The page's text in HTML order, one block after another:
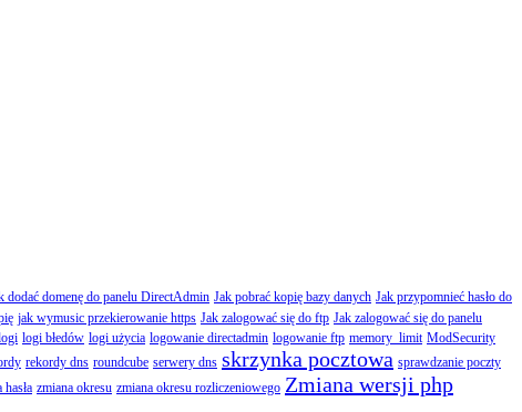
dodać domenę do panelu DirectAdmin Jak pobrać kopię bazy danych Jak przypomnieć hasło do
jak wymusic przekierowanie https Jak zalogować się do ftp Jak zalogować się do panelu
logi błedów logi użycia logowanie directadmin logowanie ftp memory_limit ModSecurity
rekordy dns roundcube serwery dns skrzynka pocztowa sprawdzanie poczty
hasła zmiana okresu zmiana okresu rozliczeniowego Zmiana wersji php